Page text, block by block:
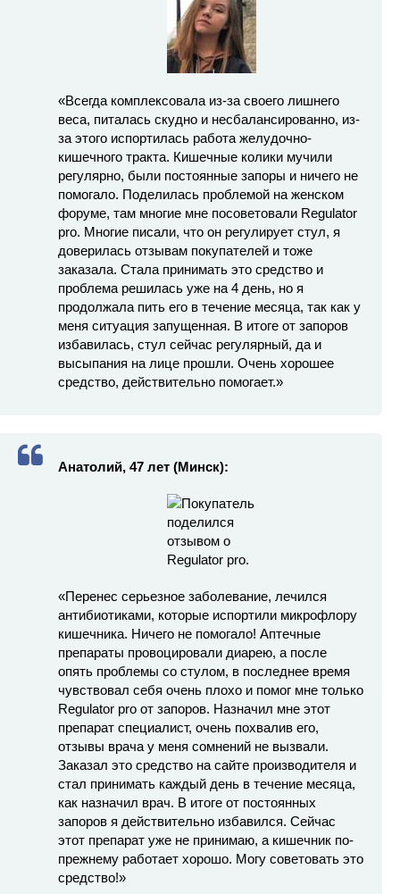
«Всегда комплексовала из-за своего лишнего
веса, питалась скудно и несбалансированно, из-
за этого испортилась работа желудочно-
кишечного тракта. Кишечные колики мучили
регулярно, были постоянные запоры и ничего не
помогало. Поделилась проблемой на женском
форуме, там многие мне посоветовали Regulator
pro. Многие писали, что он регулирует стул, я
доверилась отзывам покупателей и тоже
заказала. Стала принимать это средство и
проблема решилась уже на 4 день, но я
продолжала пить его в течение месяца, так как у
меня ситуация запущенная. В итоге от запоров
избавилась, стул сейчас регулярный, да и
высыпания на лице прошли. Очень хорошее
средство, действительно помогает.»
Анатолий, 47 лет (Минск):
«Перенес серьезное заболевание, лечился
антибиотиками, которые испортили микрофлору
кишечника. Ничего не помогало! Аптечные
препараты провоцировали диарею, а после
опять проблемы со стулом, в последнее время
чувствовал себя очень плохо и помог мне только
Regulator pro от запоров. Назначил мне этот
препарат специалист, очень похвалив его,
отзывы врача у меня сомнений не вызвали.
Заказал это средство на сайте производителя и
стал принимать каждый день в течение месяца,
как назначил врач. В итоге от постоянных
запоров я действительно избавился. Сейчас
этот препарат уже не принимаю, а кишечник по-
прежнему работает хорошо. Могу советовать это
средство!»